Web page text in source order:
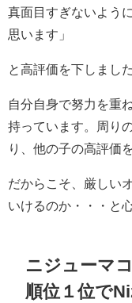
真面目すぎないよう
思います」
と高評価を下しました
自分自身で努力を重
持っています。周り
り、他の子の高評価
だからこそ、厳しい
いけるのか・・・と
ニジューマ
順位１位で